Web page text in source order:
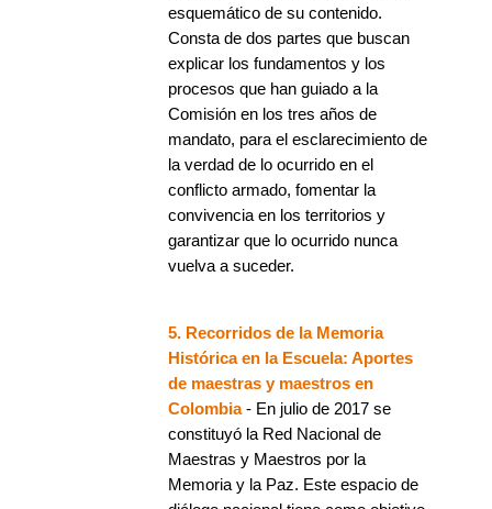
esquemático de su contenido.
Consta de dos partes que buscan
explicar los fundamentos y los
procesos que han guiado a la
Comisión en los tres años de
mandato, para el esclarecimiento de
la verdad de lo ocurrido en el
conflicto armado, fomentar la
convivencia en los territorios y
garantizar que lo ocurrido nunca
vuelva a suceder.
5. Recorridos de la Memoria
Histórica en la Escuela: Aportes
de maestras y maestros en
Colombia- En julio de 2017 se
constituyó la Red Nacional de
Maestras y Maestros por la
Memoria y la Paz. Este espacio de